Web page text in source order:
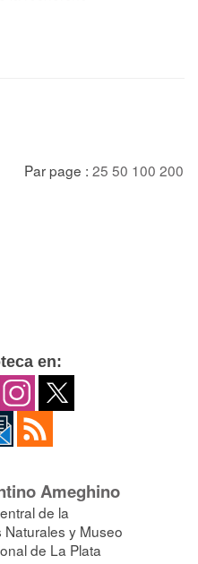
Par page : 25 50 100 200
en:
Ameghino
de la
Naturales y Museo
de La Plata